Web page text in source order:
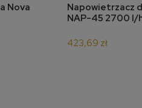
Nova
Napowietrzacz
NAP-45 2700 l/
423,69 zł